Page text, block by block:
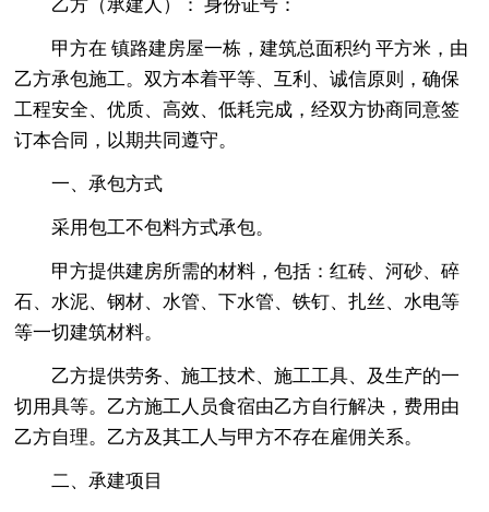
乙方（承建人）： 身份证号：
甲方在 镇路建房屋一栋，建筑总面积约 平方米，由
乙方承包施工。双方本着平等、互利、诚信原则，确保
工程安全、优质、高效、低耗完成，经双方协商同意签
订本合同，以期共同遵守。
一、承包方式
采用包工不包料方式承包。
甲方提供建房所需的材料，包括：红砖、河砂、碎
石、水泥、钢材、水管、下水管、铁钉、扎丝、水电等
等一切建筑材料。
乙方提供劳务、施工技术、施工工具、及生产的一
切用具等。乙方施工人员食宿由乙方自行解决，费用由
乙方自理。乙方及其工人与甲方不存在雇佣关系。
二、承建项目